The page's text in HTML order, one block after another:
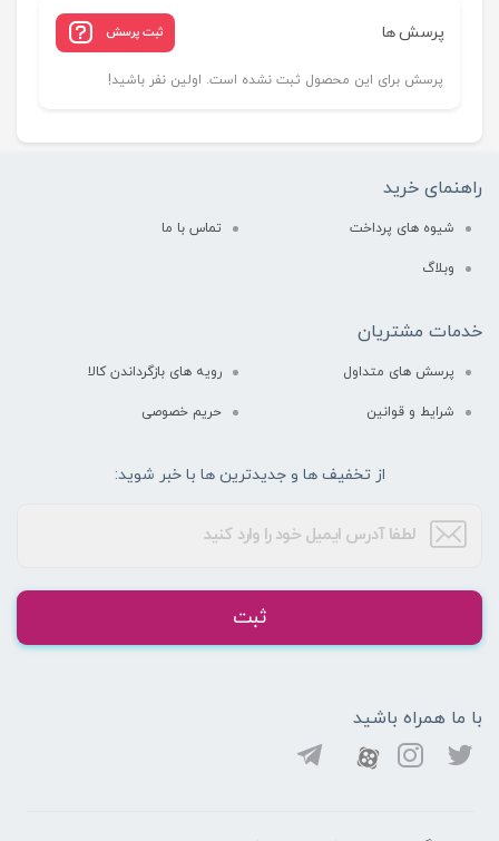
پرسش ها ثبت پرسش
پرسش برای این محصول ثبت نشده است. اولین نفر باشید!
راهنمای خرید
شیوه های پرداخت تماس با ما
وبلاگ
خدمات مشتریان
پرسش های متداول رویه های بازگرداندن کالا
شرایط و قوانین حریم خصوصی
از تخفیف ها و جدیدترین ها با خبر شوید:
ثبت
با ما همراه باشید